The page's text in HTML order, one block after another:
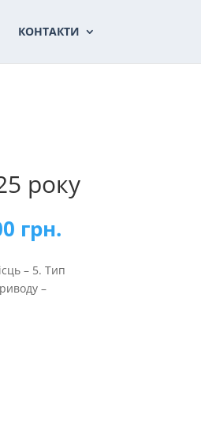
КОНТАКТИ
року
грн.Поточна
ціна:
1
344
– 5. Тип
–